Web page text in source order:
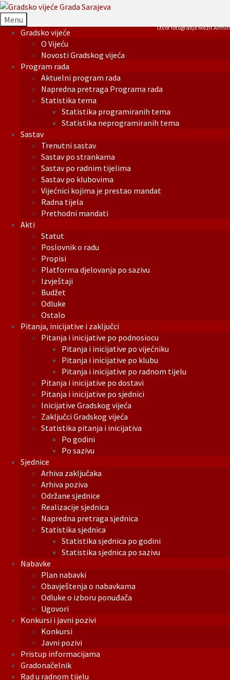
Menu
Gradsko vijeće
O Vijeću
Novosti Gradskog vijeća
Program rada
Aktuelni program rada
Napredna pretraga Programa rada
Statistika tema
Statistika programiranih tema
Statistika neprogramiranih tema
Sastav
Trenutni sastav
Sastav po strankama
Sastav po radnim tijelima
Sastav po klubovima
Vijećnici kojima je prestao mandat
Radna tijela
Prethodni mandati
Akti
Statut
Poslovnik o radu
Propisi
Platforma djelovanja po sazivu
Izvještaji
Budžet
Odluke
Ostalo
Pitanja, inicijative i zaključci
Pitanja i inicijative po podnosiocu
Pitanja i inicijative po vijećniku
Pitanja i inicijative po klubu
Pitanja i inicijative po radnom tijelu
Pitanja i inicijative po dostavi
Pitanja i inicijative po sjednici
Inicijative Gradskog vijeća
Zaključci Gradskog vijeća
Statistika pitanja i inicijativa
Po godini
Po sazivu
Sjednice
Arhiva zaključaka
Arhiva poziva
Održane sjednice
Realizacije sjednica
Napredna pretraga sjednica
Statistika sjednica
Statistika sjednica po godini
Statistika sjednica po sazivu
Nabavke
Plan nabavki
Obavještenja o nabavkama
Odluke o izboru ponuđača
Ugovori
Konkursi i javni pozivi
Konkursi
Javni pozivi
Pristup informacijama
Gradonačelnik
Rad u radnom tijelu
Izvor fotografije Mezit Armin